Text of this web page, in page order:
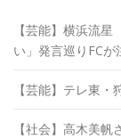
【芸能】横浜流
い」発言巡りFCが
【芸能】テレ東
【社会】高木美